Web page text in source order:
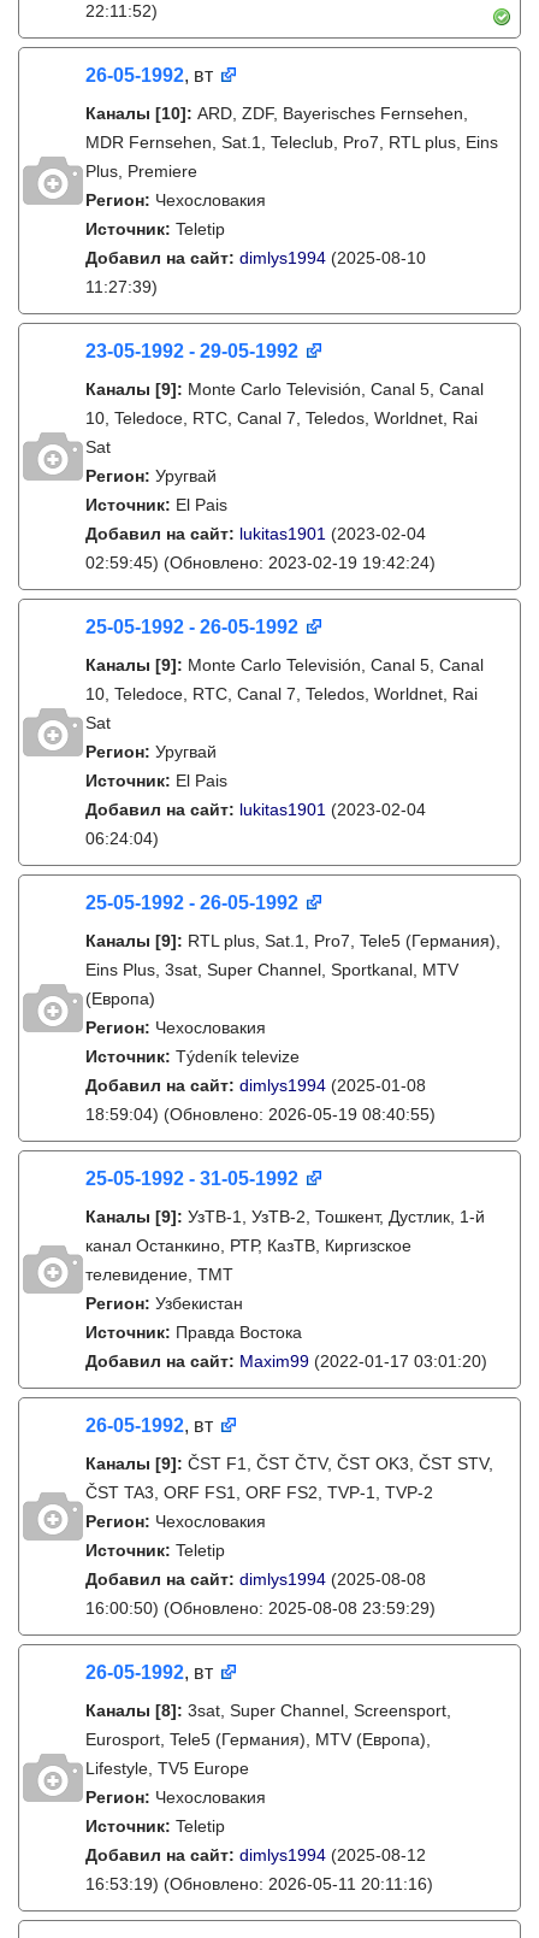
22:11:52)
26-05-1992, вт
Каналы [10]: ARD, ZDF, Bayerisches Fernsehen,
MDR Fernsehen, Sat.1, Teleclub, Pro7, RTL plus, Eins
Plus, Premiere
Регион: Чехословакия
Источник: Teletip
Добавил на сайт: dimlys1994 (2025-08-10
11:27:39)
23-05-1992 - 29-05-1992
Каналы [9]: Monte Carlo Televisión, Canal 5, Canal
10, Teledoce, RTC, Canal 7, Teledos, Worldnet, Rai
Sat
Регион: Уругвай
Источник: El Pais
Добавил на сайт: lukitas1901 (2023-02-04
02:59:45) (Обновлено: 2023-02-19 19:42:24)
25-05-1992 - 26-05-1992
Каналы [9]: Monte Carlo Televisión, Canal 5, Canal
10, Teledoce, RTC, Canal 7, Teledos, Worldnet, Rai
Sat
Регион: Уругвай
Источник: El Pais
Добавил на сайт: lukitas1901 (2023-02-04
06:24:04)
25-05-1992 - 26-05-1992
Каналы [9]: RTL plus, Sat.1, Pro7, Tele5 (Германия),
Eins Plus, 3sat, Super Channel, Sportkanal, MTV
(Европа)
Регион: Чехословакия
Источник: Týdeník televize
Добавил на сайт: dimlys1994 (2025-01-08
18:59:04) (Обновлено: 2026-05-19 08:40:55)
25-05-1992 - 31-05-1992
Каналы [9]: УзТВ-1, УзТВ-2, Тошкент, Дустлик, 1-й
канал Останкино, РТР, КазТВ, Киргизское
телевидение, ТМТ
Регион: Узбекистан
Источник: Правда Востока
Добавил на сайт: Maxim99 (2022-01-17 03:01:20)
26-05-1992, вт
Каналы [9]: ČST F1, ČST ČTV, ČST OK3, ČST STV,
ČST TA3, ORF FS1, ORF FS2, TVP-1, TVP-2
Регион: Чехословакия
Источник: Teletip
Добавил на сайт: dimlys1994 (2025-08-08
16:00:50) (Обновлено: 2025-08-08 23:59:29)
26-05-1992, вт
Каналы [8]: 3sat, Super Channel, Screensport,
Eurosport, Tele5 (Германия), MTV (Европа),
Lifestyle, TV5 Europe
Регион: Чехословакия
Источник: Teletip
Добавил на сайт: dimlys1994 (2025-08-12
16:53:19) (Обновлено: 2026-05-11 20:11:16)